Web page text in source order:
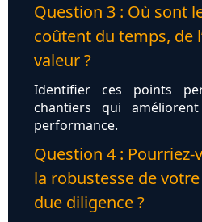
Question 3 : Où sont
coûtent du temps, de
valeur ?
Identifier ces points
chantiers qui
performance.
Question 4 :
la robustesse de
due diligence ?